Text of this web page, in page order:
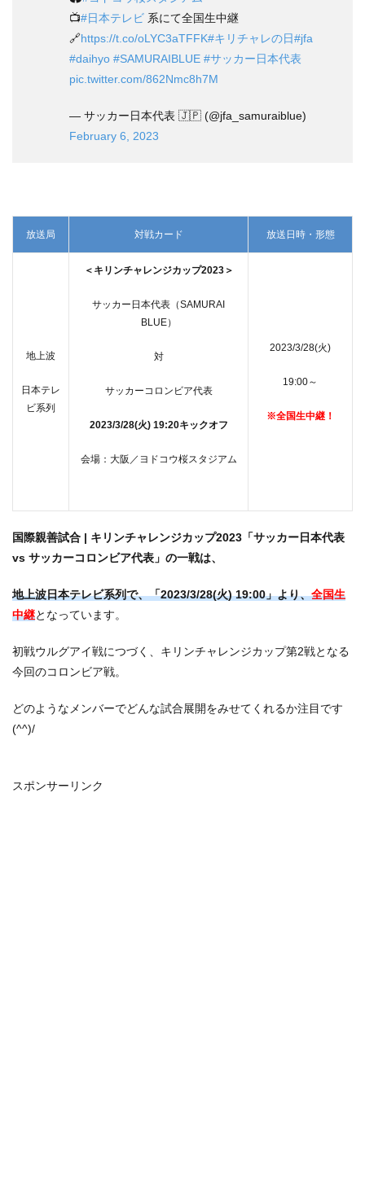
📺#日本テレビ 系にて全国生中継
🔗https://t.co/oLYC3aTFFK#キリチャレの日#jfa
#daihyo #SAMURAIBLUE #サッカー日本代表
pic.twitter.com/862Nmc8h7M
— サッカー日本代表 🇯🇵 (@jfa_samuraiblue)
February 6, 2023
放送局 対戦カード 放送日時・形態
地上波
日本テレ
ビ系列
＜キリンチャレンジカップ2023＞
サッカー日本代表（SAMURAI
BLUE）
対
サッカーコロンビア代表
2023/3/28(火) 19:20キックオフ
会場：大阪／ヨドコウ桜スタジアム
2023/3/28(火)
19:00～
※全国生中継！
国際親善試合 | キリンチャレンジカップ2023 「サッカー日本代表
vs サッカーコロンビア代表」の一戦は、
地上波日本テレビ系列で、「2023/3/28(火) 19:00」より、全国生
中継となっています。
初戦ウルグアイ戦につづく、キリンチャレンジカップ第2戦となる
今回のコロンビア戦。
どのようなメンバーでどんな試合展開をみせてくれるか注目です
(^^)/
スポンサーリンク